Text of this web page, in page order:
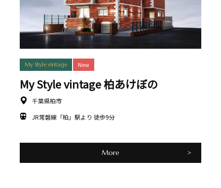
My Style vintage New
My Style vintage 柏あけぼの
千葉県柏市
JR常磐線「柏」駅より 徒歩9分
More